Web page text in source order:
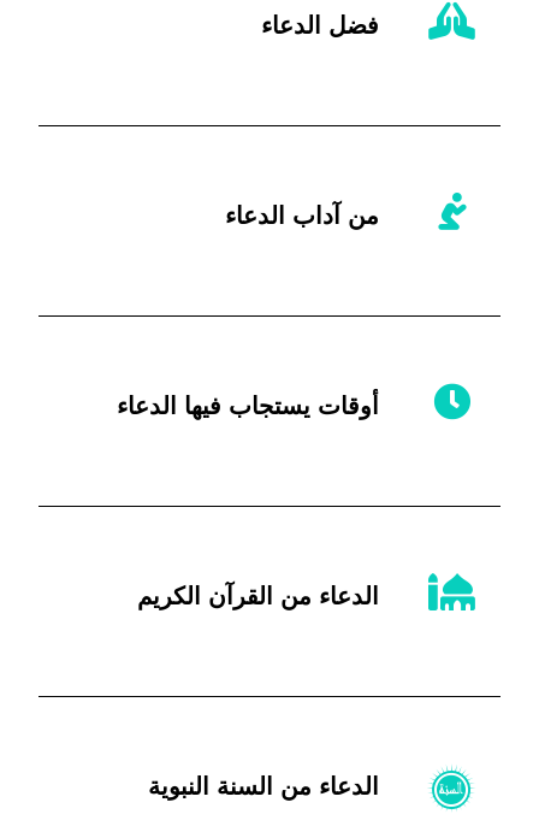
فضل الدعاء
من آداب الدعاء
أوقات يستجاب فيها الدعاء
الدعاء من القرآن الكريم
الدعاء من السنة النبوية